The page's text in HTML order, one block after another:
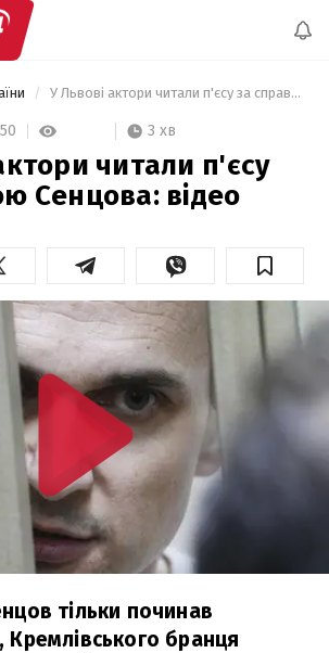
У Львові актори читали п'єсу за справою Сенцова: відео
3 хв
читали п'єсу
Сенцова: відео
тільки починав
Кремлівського бранця